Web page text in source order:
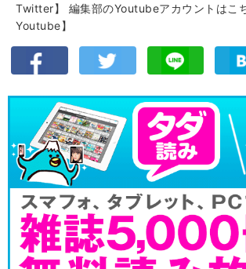
Twitter】
編集部のYoutubeアカウントはこ
Youtube】